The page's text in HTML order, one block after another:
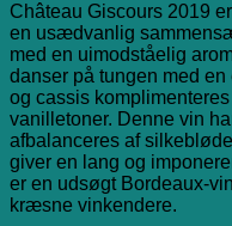
Château Giscours 2019
en usædvanlig
med en uimodståelig
danser på tungen med
og cassis
vanilletoner. Denne vin
afbalanceres af
giver en lang og
er en udsøgt Bordeaux-
kræsne vinkendere.